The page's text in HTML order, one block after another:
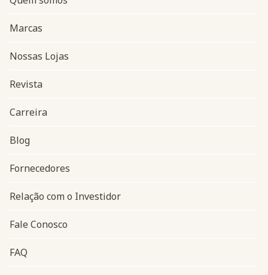
Navegação do rodapé
Marcas
Nossas Lojas
Revista
Carreira
Blog
Fornecedores
Relação com o Investidor
Fale Conosco
FAQ